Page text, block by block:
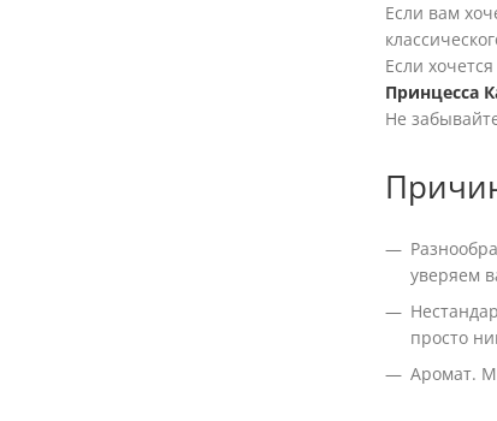
Если вам
Если
Принцесса
Не
уверяем
просто
Аромат.